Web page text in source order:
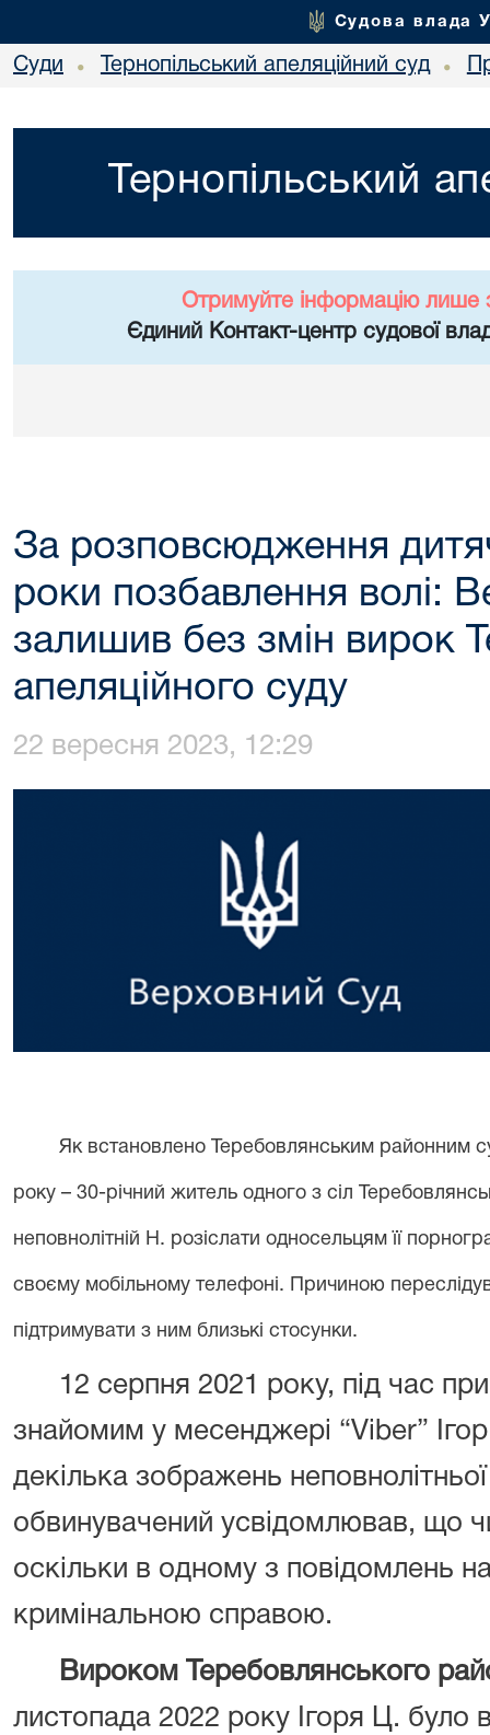
Судова влада
Суди • Тернопільський апеляційний суд •
Тернопільський
Отримуйте інформацію лише
Єдиний Контакт-центр судової
За розповсюдження
роки позбавлення волі:
залишив без змін вирок
апеляційного суду
22 вересня 2023, 12:29
Як встановлено Теребовлянським районним
року – 30-річний житель одного з сіл
неповнолітній Н. розіслати односельцям її
своєму мобільному телефоні. Причиною
підтримувати з ним близькі стосунки.
12 серпня 2021 року, під час
знайомим у месенджері “Viber”
декілька зображень
обвинувачений усвідомлював, що
оскільки в одному з повідомлень
кримінальною справою.
Вироком Теребовлянського
листопада 2022 року Ігоря Ц. було